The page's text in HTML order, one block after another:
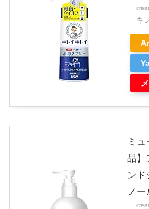
キ
ミ
品】
ンド
ノー